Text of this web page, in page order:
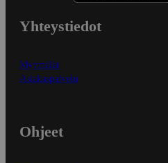
Yhteystiedot
Myymälät
Asiakaspalvelu
Ohjeet